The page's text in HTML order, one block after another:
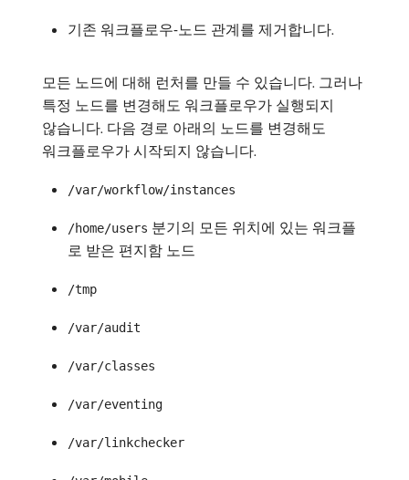
기존 워크플로우-노드 관계를 제거합니다.
모든 노드에 대해 런처를 만들 수 있습니다. 그러나
특정 노드를 변경해도 워크플로우가 실행되지
않습니다. 다음 경로 아래의 노드를 변경해도
워크플로우가 시작되지 않습니다.
/var/workflow/instances
/home/users 분기의 모든 위치에 있는 워크플
로 받은 편지함 노드
/tmp
/var/audit
/var/classes
/var/eventing
/var/linkchecker